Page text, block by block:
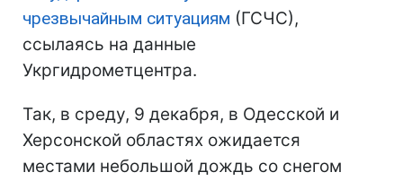
чрезвычайным ситуациям (ГСЧС),
ссылаясь на данные
Укргидрометцентра.
Так, в среду, 9 декабря, в Одесской и
Херсонской областях ожидается
местами небольшой дождь со снегом